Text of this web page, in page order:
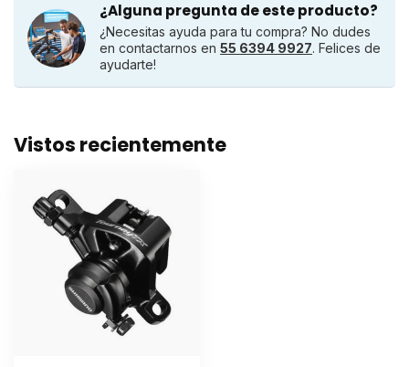
¿Alguna pregunta de este producto?
¿Necesitas ayuda para tu compra? No dudes
en contactarnos en 55 6394 9927. Felices de
ayudarte!
Vistos recientemente